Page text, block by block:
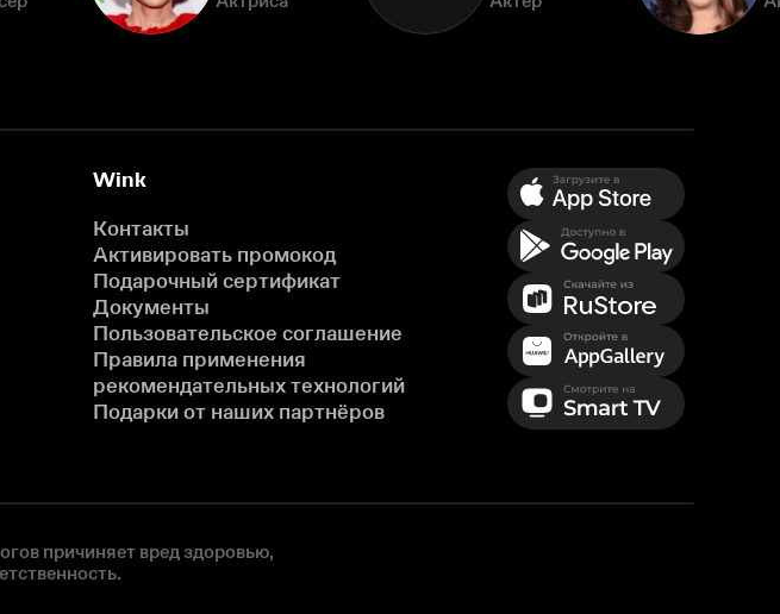
Wink
Контакты
Активировать промокод
Подарочный сертификат
Документы
Пользовательское соглашение
Правила применения
рекомендательных технологий
Подарки от наших партнёров
причиняет вред здоровью,